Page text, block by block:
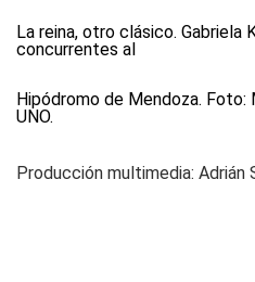
La reina, otro clásico. Gabriela
concurrentes al
Hipódromo de Mendoza. Foto:
UNO.
Producción multimedia: Adrián